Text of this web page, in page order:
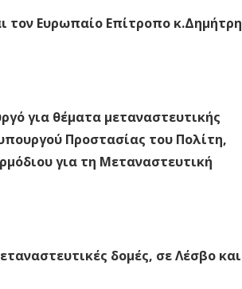
τον Ευρωπαίο Επίτροπο κ.Δημήτρη
για θέματα μεταναστευτικής
Προστασίας του Πολίτη,
για τη Μεταναστευτική
δομές, σε Λέσβο και